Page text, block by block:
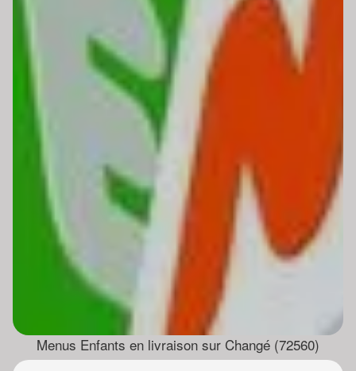
Menus Enfants en livraison sur Changé (72560)